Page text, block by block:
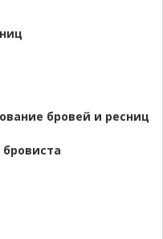
бровей и ресниц